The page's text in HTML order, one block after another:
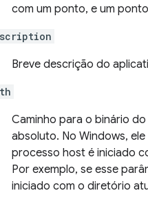
com um ponto, e um
Breve descrição do
Caminho para o binário
absoluto. No Windows,
processo host é iniciado
Por exemplo, se esse
iniciado com o diretório